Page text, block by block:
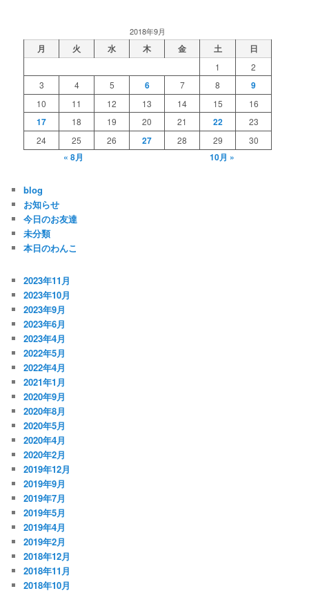
2018年9月
月 火 水 木 金 土 日
1
2
3
4 5 6 7 8 9
10 11 12 13 14 15 16
17 18 19 20 21 22
23
24
25 26 27 28 29 30
« 8月 10月 »
blog
お知らせ
今日のお友達
未分類
本日のわんこ
2023年11月
2023年10月
2023年9月
2023年6月
2023年4月
2022年5月
2022年4月
2021年1月
2020年9月
2020年8月
2020年5月
2020年4月
2020年2月
2019年12月
2019年9月
2019年7月
2019年5月
2019年4月
2019年2月
2018年12月
2018年11月
2018年10月